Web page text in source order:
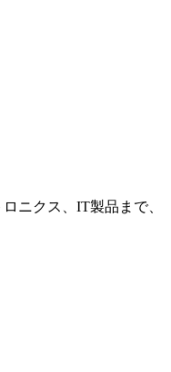
ニクス、IT製品まで、